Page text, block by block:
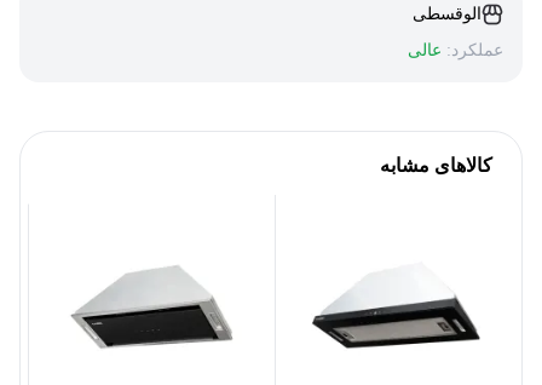
الوقسطی
عملکرد: عالی
کالاهای مشابه